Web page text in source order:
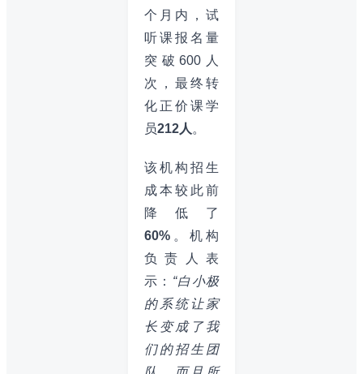
个月内，试
听课报名量
突破600人
次，最终转
化正价课学
员212人 。
该机构招生
成本较此前
降低了
60% 。机构
负责人表
示： “白小极
的系统让家
长变成了我
们的招生团